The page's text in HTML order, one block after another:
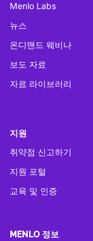
Menlo Labs
뉴스
온디맨드 웨비나
보도 자료
자료 라이브러리
지원
취약점 신고하기
지원 포털
교육 및 인증
MENLO 정보